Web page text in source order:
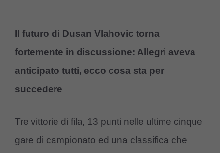
Il futuro di Dusan Vlahovic torna
fortemente in discussione: Allegri aveva
anticipato tutti, ecco cosa sta per
succedere
Tre vittorie di fila, 13 punti nelle ultime cinque
gare di campionato ed una classifica che